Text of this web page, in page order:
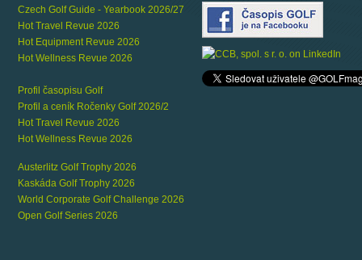
Czech Golf Guide - Yearbook 2026/27
Hot Travel Revue 2026
Hot Equipment Revue 2026
Hot Wellness Revue 2026
Profil časopisu Golf
Profil a ceník Ročenky Golf 2026/2
Hot Travel Revue 2026
Hot Wellness Revue 2026
Austerlitz Golf Trophy 2026
Kaskáda Golf Trophy 2026
World Corporate Golf Challenge 2026
Open Golf Series 2026